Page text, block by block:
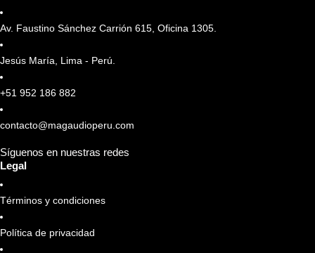
Av. Faustino Sánchez Carrión 615, Oficina 1305.
Jesús María, Lima - Perú.
+51 952 186 882
contacto@magaudioperu.com
Síguenos en nuestras redes
Legal
Términos y condiciones
Política de privacidad